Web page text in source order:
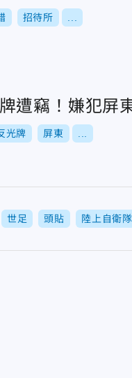
招待所
遭竊！嫌犯屏
光牌 屏東
世足 頭貼 陸上自衛隊